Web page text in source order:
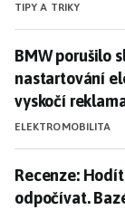
TIPY A TRIKY
BMW porušilo
BMW porušilo
nastartování
vyskočí
ELEKTROMOBILITA
Recenze:
Recenze:
odpočívat.